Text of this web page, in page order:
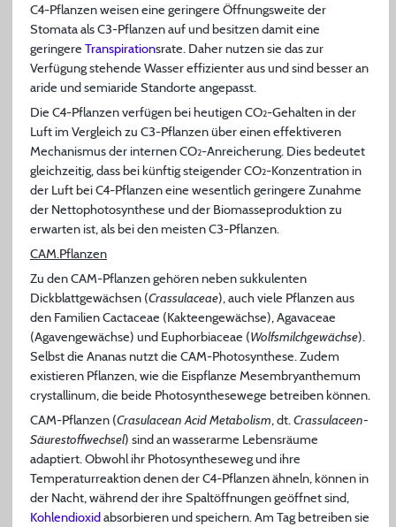
C4-Pflanzen weisen eine geringere Öffnungsweite der
Stomata als C3-Pflanzen auf und besitzen damit eine
geringere Transpirationsrate. Daher nutzen sie das zur
Verfügung stehende Wasser effizienter aus und sind besser an
aride und semiaride Standorte angepasst.
Die C4-Pflanzen verfügen bei heutigen CO2-Gehalten in der
Luft im Vergleich zu C3-Pflanzen über einen effektiveren
Mechanismus der internen CO2-Anreicherung. Dies bedeutet
gleichzeitig, dass bei künftig steigender CO2-Konzentration in
der Luft bei C4-Pflanzen eine wesentlich geringere Zunahme
der Nettophotosynthese und der Biomasseproduktion zu
erwarten ist, als bei den meisten C3-Pflanzen.
CAM.Pflanzen
Zu den CAM-Pflanzen gehören neben sukkulenten
Dickblattgewächsen (Crassulaceae), auch viele Pflanzen aus
den Familien Cactaceae (Kakteengewächse), Agavaceae
(Agavengewächse) und Euphorbiaceae (Wolfsmilchgewächse).
Selbst die Ananas nutzt die CAM-Photosynthese. Zudem
existieren Pflanzen, wie die Eispflanze Mesembryanthemum
crystallinum, die beide Photosynthesewege betreiben können.
CAM-Pflanzen (Crasulacean Acid Metabolism, dt. Crassulaceen-
Säurestoffwechsel) sind an wasserarme Lebensräume
adaptiert. Obwohl ihr Photosyntheseweg und ihre
Temperaturreaktion denen der C4-Pflanzen ähneln, können in
der Nacht, während der ihre Spaltöffnungen geöffnet sind,
Kohlendioxidabsorbieren und speichern. Am Tag betreiben sie